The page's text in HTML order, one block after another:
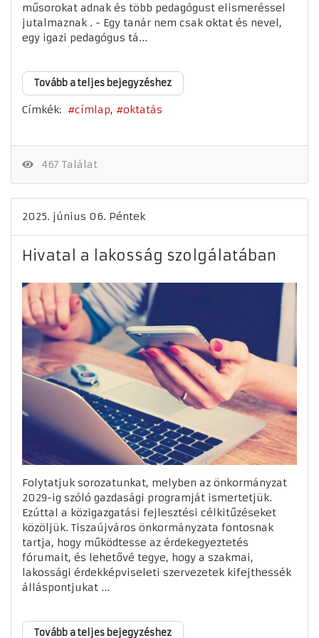
műsorokat adnak és több pedagógust elismeréssel
jutalmaznak . - Egy tanár nem csak oktat és nevel,
egy igazi pedagógus tá...
Tovább a teljes bejegyzéshez
Címkék: címlap oktatás
467 Találat
2025. június 06. Péntek
Hivatal a lakosság szolgálatában
Folytatjuk sorozatunkat, melyben az önkormányzat
2029-ig szóló gazdasági programját ismertetjük.
Ezúttal a közigazgatási fejlesztési célkitűzéseket
közöljük. Tiszaújváros önkormányzata fontosnak
tartja, hogy működtesse az érdekegyeztetés
fórumait, és lehetővé tegye, hogy a szakmai,
lakossági érdekképviseleti szervezetek kifejthessék
álláspontjukat ...
Tovább a teljes bejegyzéshez